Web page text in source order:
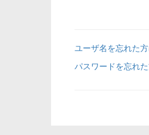
ユーザ名を忘れた
パスワードを忘れ